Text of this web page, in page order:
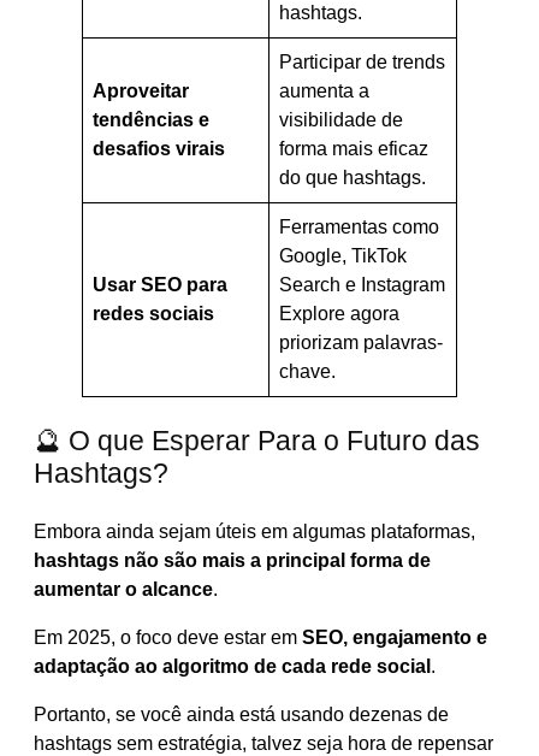
hashtags.
Aproveitar
tendências e
desafios virais
Participar de trends
aumenta a
visibilidade de
forma mais eficaz
do que hashtags.
Usar SEO para
redes sociais
Ferramentas como
Google, TikTok
Search e Instagram
Explore agora
priorizam palavras-
chave.
🔮 O que Esperar Para o Futuro das
Hashtags?
Embora ainda sejam úteis em algumas plataformas,
hashtags não são mais a principal forma de
aumentar o alcance.
Em 2025, o foco deve estar em SEO, engajamento e
adaptação ao algoritmo de cada rede social .
Portanto, se você ainda está usando dezenas de
hashtags sem estratégia, talvez seja hora de repensar